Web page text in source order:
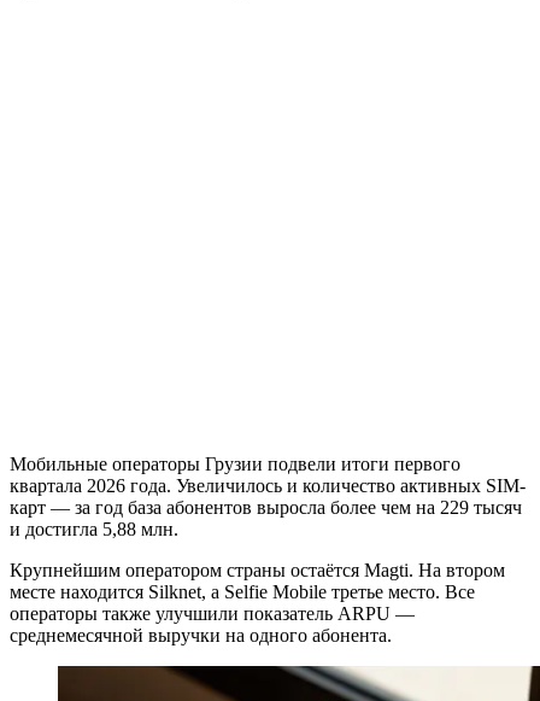
Мобильные операторы Грузии подвели итоги первого
квартала 2026 года. Увеличилось и количество активных SIM-
карт — за год база абонентов выросла более чем на 229 тысяч
и достигла 5,88 млн.
Крупнейшим оператором страны остаётся Magti. На втором
месте находится Silknet, а Selfie Mobile третье место. Все
операторы также улучшили показатель ARPU —
среднемесячной выручки на одного абонента.